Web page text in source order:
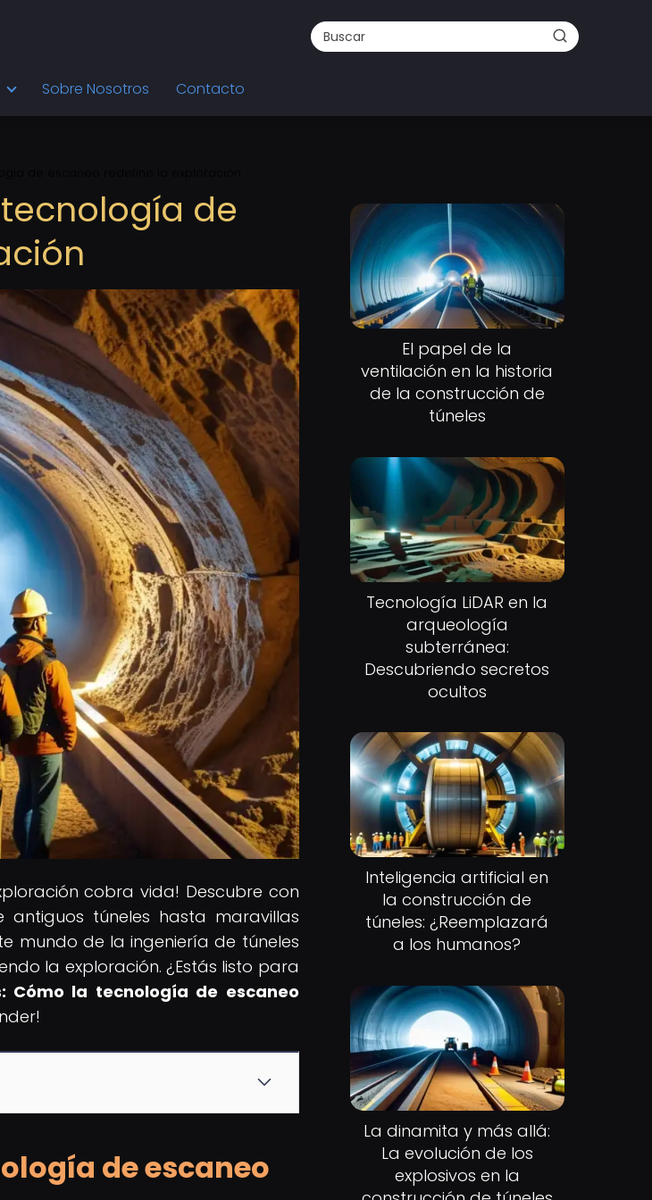
Sobre Nosotros Contacto
de
cobra vida! Descubre con
antiguos túneles hasta maravillas
mundo de la ingeniería de túneles
la exploración. ¿Estás listo para
Cómo la tecnología de escaneo
de escaneo
El papel de la
ventilación en la historia
de la construcción de
túneles
Tecnología LiDAR en la
arqueología
subterránea:
Descubriendo secretos
ocultos
Inteligencia artificial en
la construcción de
túneles: ¿Reemplazará
a los humanos?
La dinamita y más allá:
La evolución de los
explosivos en la